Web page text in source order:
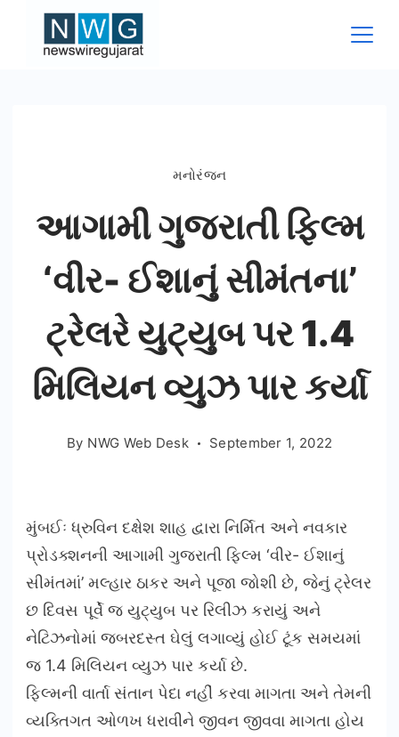
મનોરંજન
આગામી ગુજરાતી ફિલ્મ
‘વીર- ઈશાનું સીમંતના’
ટ્રેલરે યુટ્યુબ પર 1.4
મિલિયન વ્યુઝ પાર કર્યા
By NWG Web Desk September 1, 2022
મુંબઈઃ ધ્રુવિન દક્ષેશ શાહ દ્વારા નિર્મિત અને નવકાર
પ્રોડક્શનની આગામી ગુજરાતી ફિલ્મ ‘વીર- ઈશાનું
સીમંતમાં’ મલ્હાર ઠાકર અને પૂજા જોશી છે, જેનું ટ્રેલર
છ દિવસ પૂર્વે જ યુટ્યુબ પર રિલીઝ કરાયું અને
નેટિઝનોમાં જબરદસ્ત ઘેલું લગાવ્યું હોઈ ટૂંક સમયમાં
જ 1.4 મિલિયન વ્યુઝ પાર કર્યા છે.
ફિલ્મની વાર્તા સંતાન પેદા નહીં કરવા માગતા અને તેમની
વ્યક્તિગત ઓળખ ધરાવીને જીવન જીવવા માગતા હોય